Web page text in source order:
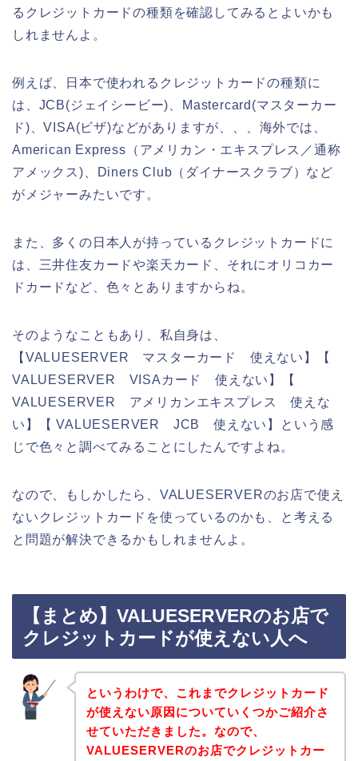
るクレジットカードの種類を確認してみるとよいかも
しれませんよ。
例えば、日本で使われるクレジットカードの種類に
は、JCB(ジェイシービー)、Mastercard(マスターカー
ド)、VISA(ビザ)などがありますが、、、海外では、
American Express（アメリカン・エキスプレス／通称
アメックス)、Diners Club（ダイナースクラブ）など
がメジャーみたいです。
また、多くの日本人が持っているクレジットカードに
は、三井住友カードや楽天カード、それにオリコカー
ドカードなど、色々とありますからね。
そのようなこともあり、私自身は、
【VALUESERVER マスターカード 使えない】【
VALUESERVER VISAカード 使えない】【
VALUESERVER アメリカンエキスプレス 使えな
い】【 VALUESERVER JCB 使えない】という感
じで色々と調べてみることにしたんですよね。
なので、もしかしたら、VALUESERVERのお店で使え
ないクレジットカードを使っているのかも、と考える
と問題が解決できるかもしれませんよ。
【まとめ】VALUESERVERのお店で
クレジットカードが使えない人へ
というわけで、これまでクレジットカード
が使えない原因についていくつかご紹介さ
せていただきました。なので、
VALUESERVERのお店でクレジットカー